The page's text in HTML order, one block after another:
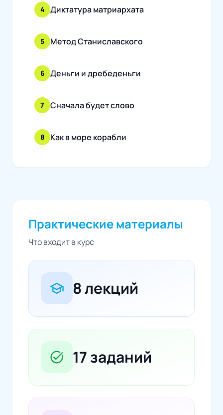
4 Диктатура матриархата
5 Метод Станиславского
6 Деньги и дребеденьги
7 Сначала будет слово
8 Как в море корабли
Практические материалы
Что входит в курс
school 8 лекций
task_alt 17 заданий